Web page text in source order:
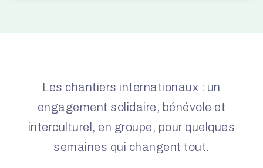
Les chantiers internationaux : un
engagement solidaire, bénévole et
interculturel, en groupe, pour quelques
semaines qui changent tout.